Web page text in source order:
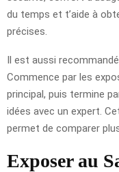
du temps et t’aide à
précises.
Il est aussi
Commence par les
principal, puis termine
idées avec un expert.
permet de comparer
Exposer au